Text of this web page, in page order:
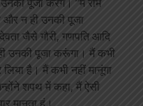
और न ही उनकी पूजा
जैसे गौरी, गणपति आदि
उनकी पूजा करूंगा। मैं कभी
है। मैं कभी नहीं मानूंगा
शपथ में कहा, मैं ऐसी